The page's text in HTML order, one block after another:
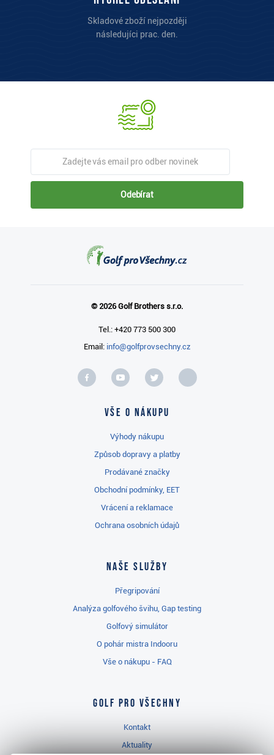
Skladové zboží nejpozději
následujíci prac. den.
Odebírat
© 2026 Golf Brothers s.r.o.
Tel.: +420 773 500 300
Email: info@golfprovsechny.cz
Vše o nákupu
Výhody nákupu
Způsob dopravy a platby
Prodávané značky
Obchodní podmínky, EET
Vrácení a reklamace
Ochrana osobních údajů
Naše služby
Přegripování
Analýza golfového švihu, Gap testing
Golfový simulátor
O pohár mistra Indooru
Vše o nákupu - FAQ
Golf pro všechny
Kontakt
Aktuality